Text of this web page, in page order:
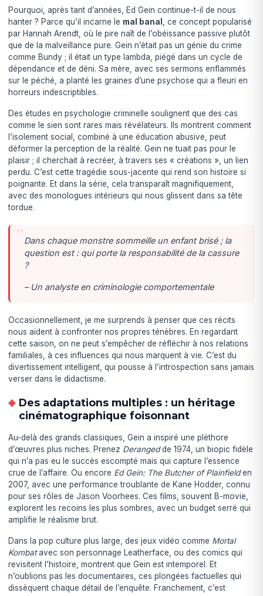
Pourquoi, après tant d’années, Ed Gein continue-t-il de nous
hanter ? Parce qu’il incarne le mal banal , ce concept popularisé
par Hannah Arendt, où le pire naît de l’obéissance passive plutôt
que de la malveillance pure. Gein n’était pas un génie du crime
comme Bundy ; il était un type lambda, piégé dans un cycle de
dépendance et de déni. Sa mère, avec ses sermons enflammés
sur le péché, a planté les graines d’une psychose qui a fleuri en
horreurs indescriptibles.
Des études en psychologie criminelle soulignent que des cas
comme le sien sont rares mais révélateurs. Ils montrent comment
l’isolement social, combiné à une éducation abusive, peut
déformer la perception de la réalité. Gein ne tuait pas pour le
plaisir ; il cherchait à recréer, à travers ses « créations », un lien
perdu. C’est cette tragédie sous-jacente qui rend son histoire si
poignante. Et dans la série, cela transparaît magnifiquement,
avec des monologues intérieurs qui nous glissent dans sa tête
tordue.
Dans chaque monstre sommeille un enfant brisé ; la
question est : qui porte la responsabilité de la cassure
?
– Un analyste en criminologie comportementale
Occasionnellement, je me surprends à penser que ces récits
nous aident à confronter nos propres ténèbres. En regardant
cette saison, on ne peut s’empêcher de réfléchir à nos relations
familiales, à ces influences qui nous marquent à vie. C’est du
divertissement intelligent, qui pousse à l’introspection sans jamais
verser dans le didactisme.
Des adaptations multiples : un héritage
cinématographique foisonnant
Au-delà des grands classiques, Gein a inspiré une pléthore
d’œuvres plus niches. Prenez Derangedde 1974, un biopic fidèle
qui n’a pas eu le succès escompté mais qui capture l’essence
crue de l’affaire. Ou encore Ed Gein: The Butcher of Plainfielden
2007, avec une performance troublante de Kane Hodder, connu
pour ses rôles de Jason Voorhees. Ces films, souvent B-movie,
explorent les recoins les plus sombres, avec un budget serré qui
amplifie le réalisme brut.
Dans la pop culture plus large, des jeux vidéo comme Mortal
Kombatavec son personnage Leatherface, ou des comics qui
revisitent l’histoire, montrent que Gein est intemporel. Et
n’oublions pas les documentaires, ces plongées factuelles qui
dissèquent chaque détail de l’enquête. Franchement, c’est